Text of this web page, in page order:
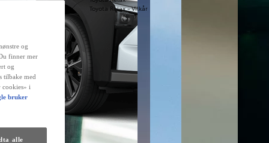
Toyota Relax - Vilkår
og
finner mer
og
tilbake med
i
bruker
alle